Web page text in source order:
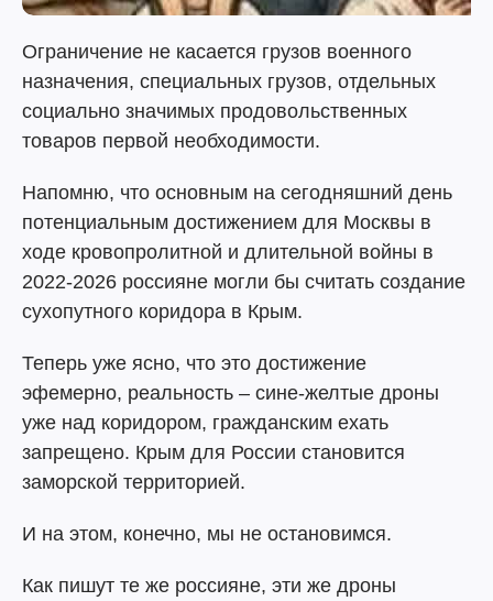
Ограничение не касается грузов военного
назначения, специальных грузов, отдельных
социально значимых продовольственных
товаров первой необходимости.
Напомню, что основным на сегодняшний день
потенциальным достижением для Москвы в
ходе кровопролитной и длительной войны в
2022-2026 россияне могли бы считать создание
сухопутного коридора в Крым.
Теперь уже ясно, что это достижение
эфемерно, реальность – сине-желтые дроны
уже над коридором, гражданским ехать
запрещено. Крым для России становится
заморской территорией.
И на этом, конечно, мы не остановимся.
Как пишут те же россияне, эти же дроны